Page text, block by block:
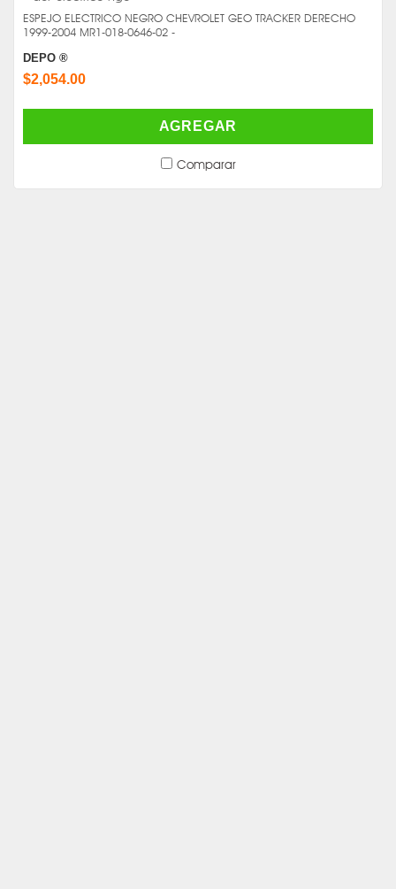
ESPEJO ELECTRICO NEGRO CHEVROLET GEO TRACKER DERECHO
1999-2004 MR1-018-0646-02 -
DEPO ®
$2,054.00
AGREGAR
Comparar